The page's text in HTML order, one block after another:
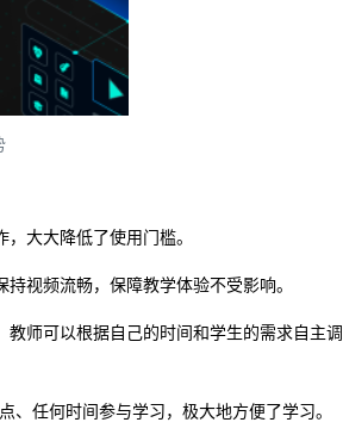
大大降低了使用门槛。
视频流畅，保障教学体验不受影响。
师可以根据自己的时间和学生的需求自主调
任何时间参与学习，极大地方便了学习。